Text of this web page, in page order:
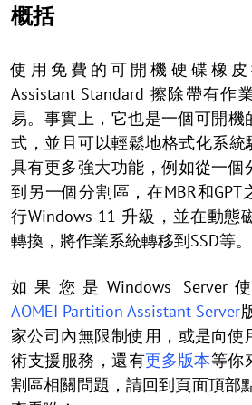
概括
使用免費的可開機硬碟橡皮
Assistant Standard 擦除帶有作
易。事實上，它也是一個可開機
式，並且可以輕鬆地格式化系統
具有更多強大功能，例如從一個
到另一個分割區，在MBR和
行Windows 11 升級，並在動態
轉換，將作業系統轉移到SSD等。
如果您是Windows
AOMEI Partition Assistant Server
家公司內無限制使用，或是向使
術支援服務，還有更多版本等你
割區相關問題，請回到頁面頂部